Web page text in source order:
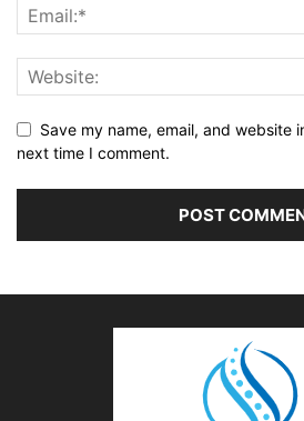
Save my name, email, and website
next time I comment.